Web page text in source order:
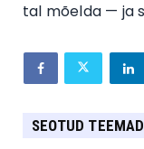
tal mõelda — ja
SEOTUD TEEMAD